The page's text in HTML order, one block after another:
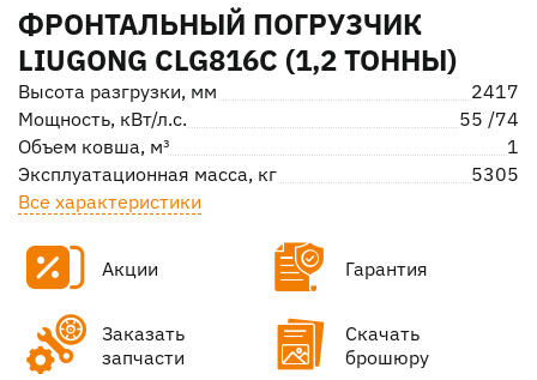
ФРОНТАЛЬНЫЙ ПОГРУЗЧИК
LIUGONG CLG816C (1,2 ТОННЫ)
Высота разгрузки, мм
2417
Мощность, кВт/л.с.
55 /74
Объем ковша, м³
1
Эксплуатационная масса, кг
5305
Все характеристики
Акции Гарантия
Заказать
запчасти
Скачать
брошюру